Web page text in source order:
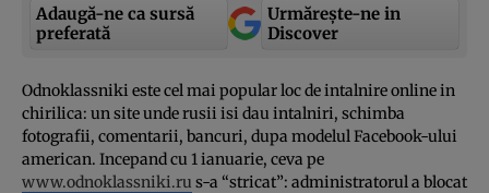
Adaugă-ne ca sursă
preferată
Urmărește-ne in
Discover
Odnoklassniki este cel mai popular loc de intalnire online in
chirilica: un site unde rusii isi dau intalniri, schimba
fotografii, comentarii, bancuri, dupa modelul Facebook-ului
american. Incepand cu 1 ianuarie, ceva pe
www.odnoklassniki.ru s-a “stricat”: administratorul a blocat